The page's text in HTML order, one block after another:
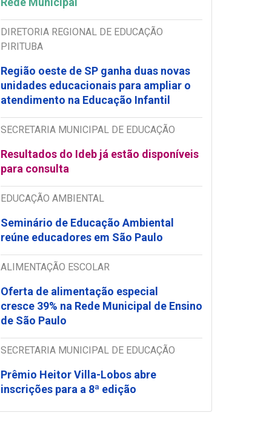
DIRETORIA REGIONAL DE EDUCAÇÃO
PIRITUBA
Região oeste de SP ganha duas novas
unidades educacionais para ampliar o
atendimento na Educação Infantil
SECRETARIA MUNICIPAL DE EDUCAÇÃO
Resultados do Ideb já estão disponíveis
para consulta
EDUCAÇÃO AMBIENTAL
Seminário de Educação Ambiental
reúne educadores em São Paulo
ALIMENTAÇÃO ESCOLAR
Oferta de alimentação especial
cresce 39% na Rede Municipal de Ensino
de São Paulo
SECRETARIA MUNICIPAL DE EDUCAÇÃO
Prêmio Heitor Villa-Lobos abre
inscrições para a 8ª edição